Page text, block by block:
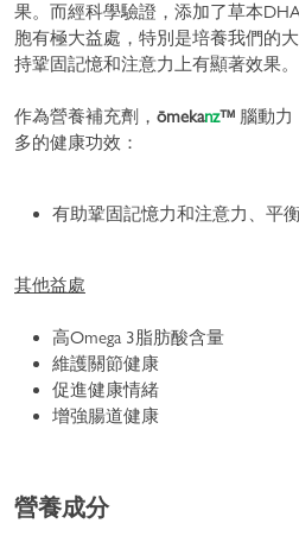
果。而經科學驗證，添加了草本
胞有極大益處，特別是培養我們的
持鞏固記憶和注意力上有顯著效果。
作為營養補充劑， ōmekanz™ 腦動力
多的健康功效：
有助鞏固記憶力和注意力、平
其他益處
高Omega 3脂肪酸含量
維護關節健康
促進健康情緒
增強腸道健康
營養成分